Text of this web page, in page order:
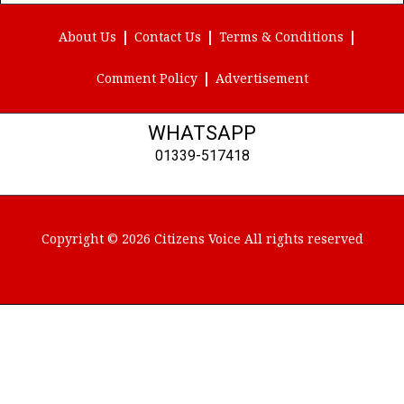
(Twitter)
About Us
Contact Us Terms & Conditions
Comment Policy Advertisement
WHATSAPP
01339-517418
Copyright © 2026 Citizens Voice All rights reserved